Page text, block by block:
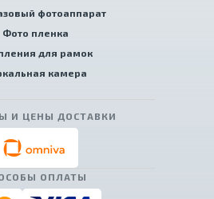
фотоаппарат
Фото пленка
для рамок
камера
И ЦЕНЫ ДОСТАВКИ
ОПЛАТЫ